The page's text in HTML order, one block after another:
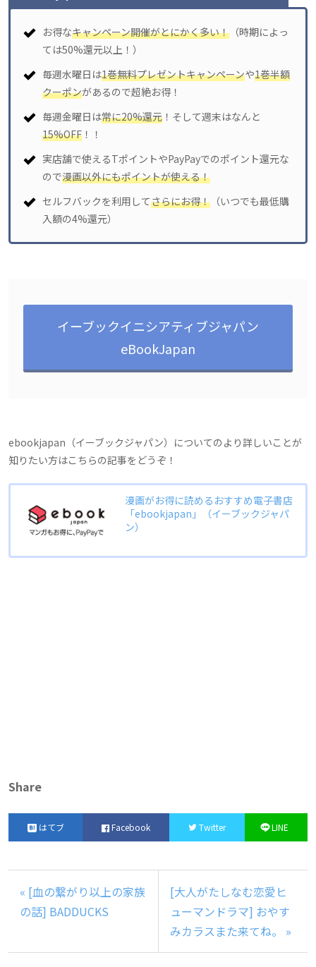
お得なキャンペーン開催がとにかく多い！ （時期によっ
ては50%還元以上！）
毎週水曜日は1巻無料プレゼントキャンペーンや1巻半額
クーポンがあるので超絶お得！
毎週金曜日は常に20%還元 ！そして週末はなんと
15%OFF ！！
実店舗で使えるTポイントやPayPayでのポイント還元な
ので漫画以外にもポイントが使える！
セルフバックを利用してさらにお得！ （いつでも最低購
入額の4%還元）
イーブックイニシアティブジャパン
eBookJapan
ebookjapan（イーブックジャパン）についてのより詳しいことが
知りたい方はこちらの記事をどうぞ！
漫画がお得に読めるおすすめ電子書店
「ebookjapan」（イーブックジャパ
ン）
Share
はてブ Facebook Twitter LINE
« [血の繋がり以上の家族
の話] BADDUCKS
[大人がたしなむ恋愛ヒ
ューマンドラマ] おやす
みカラスまた来てね。 »